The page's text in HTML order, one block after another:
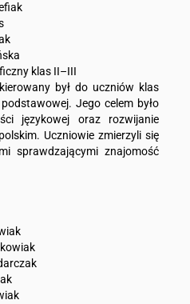
klas II–III
był do uczniów klas
Jego celem było
językowej oraz rozwijanie
Uczniowie zmierzyli się
sprawdzającymi znajomość